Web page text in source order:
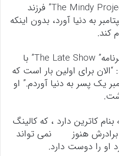
مندی 41 ساله، ستاره ” The Mindy Project” فرزند
به دنیا آورد، بدون اینکه
کند.
کالینگ پنجشنبه شب در برنامه” The Late Show” با
“الان برای اولین بار است که
او
یک خواهر 3 ساله بنام کاترین دارد ، که کالینگ
برادرش هنوز نمی تواند
او را دوست دارد.